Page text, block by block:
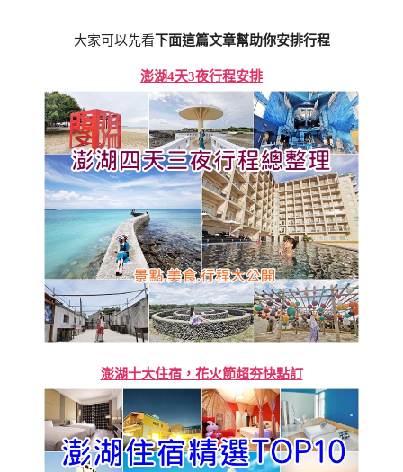
大家可以先看下面這篇文章幫助你安排行程
澎湖4天3夜行程安排
澎湖十大住宿，花火節超夯快點訂